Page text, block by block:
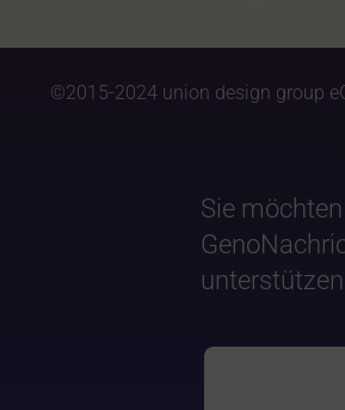
©2015-2024 union design group
Sie